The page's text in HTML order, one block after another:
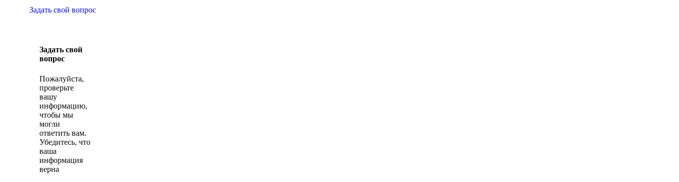
Задать свой вопрос
Задать свой
вопрос
Пожалуйста,
проверьте
вашу
информацию,
чтобы мы
могли
ответить вам.
Убедитесь, что
ваша
информация
верна